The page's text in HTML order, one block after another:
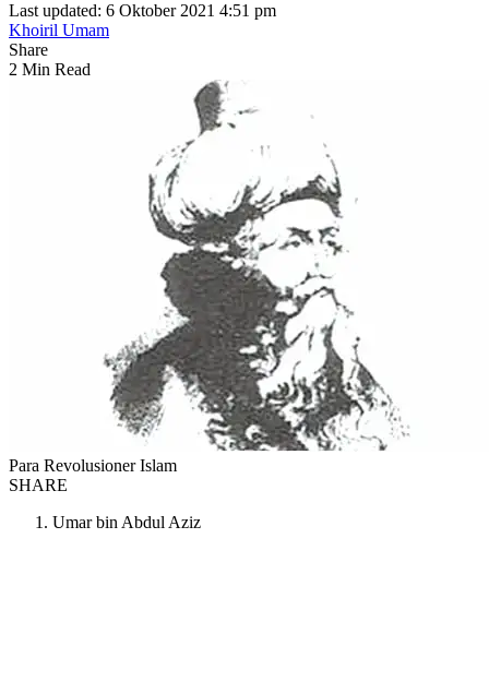
Last updated: 6 Oktober 2021 4:51 pm
Khoiril Umam
Share
2 Min Read
Para Revolusioner Islam
SHARE
Umar bin Abdul Aziz